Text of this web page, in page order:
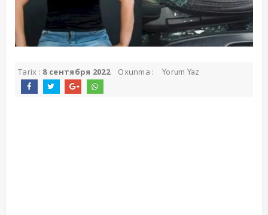
Tarix : 8 сентября 2022 Oxunma : Yorum Yaz